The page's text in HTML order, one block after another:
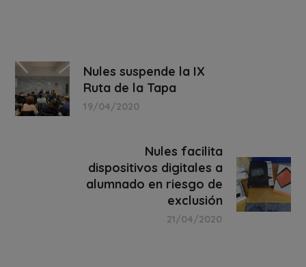
Nules suspende la IX
Ruta de la Tapa
19/04/2020
Nules facilita
dispositivos digitales a
alumnado en riesgo de
exclusión
21/04/2020